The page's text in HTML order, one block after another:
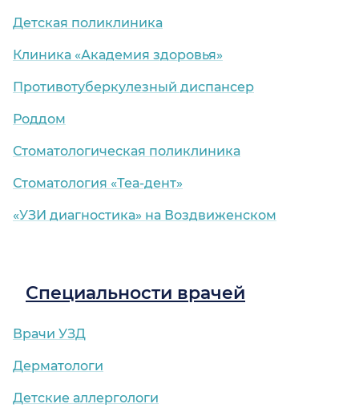
Детская поликлиника
Клиника «Академия здоровья»
Противотуберкулезный диспансер
Роддом
Стоматологическая поликлиника
Стоматология «Теа-дент»
«УЗИ диагностика» на Воздвиженском
Специальности врачей
Врачи УЗД
Дерматологи
Детские аллергологи